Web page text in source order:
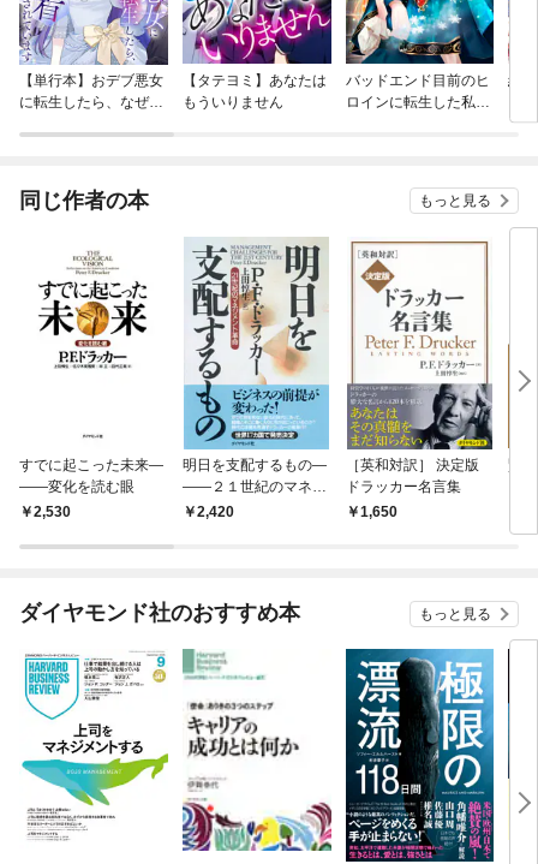
【単行本】おデブ悪女
に転生したら、なぜか
【タテヨミ】あなたは
もういりません
バッドエンド目前のヒ
ロインに転生した私、
結
同じ作者の本 もっと見る
すでに起こった未来―
――変化を読む眼
2,530
明日を支配するもの―
――２１世紀のマネジ
メント革命
2,420
［英和対訳］ 決定版
ドラッカー名言集
1,650
賢
ダイヤモンド社のおすすめ本 もっと見る